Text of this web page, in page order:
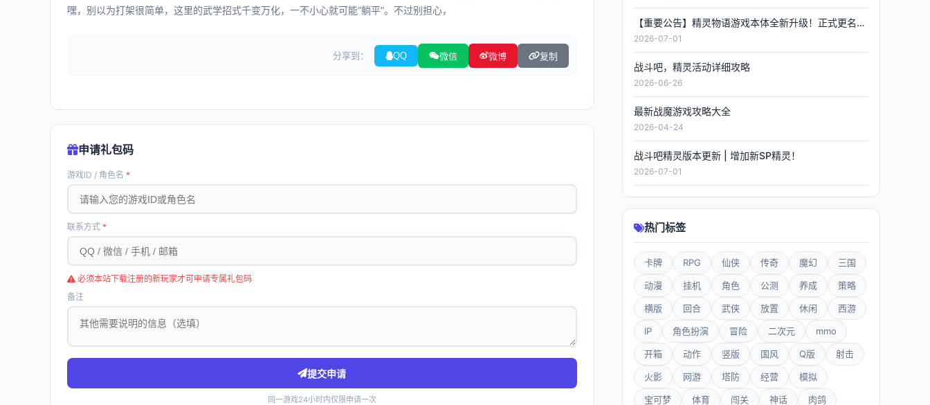
嘿，别以为打架很简单，这里的武学招式千变万化，一不小心就可能“躺平”。不过别担心，
分享到： QQ 微信 微博 复制
申请礼包码
游戏ID / 角色名 *
联系方式 *
必须本站下载注册的新玩家才可申请专属礼包码
备注
提交申请
同一游戏24小时内仅限申请一次
【重要公告】精灵物语游戏本体全新升级！正式更名《精灵联萌》，数据全程保留！
2026-07-01
战斗吧，精灵活动详细攻略
2026-06-26
最新战魔游戏攻略大全
2026-04-24
战斗吧精灵版本更新 | 增加新SP精灵！
2026-07-01
热门标签
卡牌 RPG 仙侠 传奇 魔幻 三国
动漫 挂机 角色 公测 养成 策略
横版 回合 武侠 放置 休闲 西游
IP 角色扮演 冒险 二次元 mmo
开箱 动作 竖版 国风 Q版 射击
火影 网游 塔防 经营 模拟
宝可梦 体育 闯关 神话 肉鸽